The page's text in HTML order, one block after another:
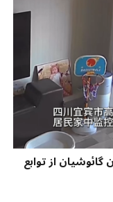
شهرستان گائوشیان از توابع